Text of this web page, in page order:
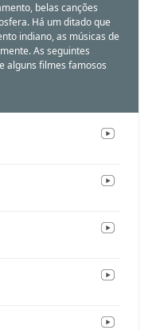
belas canções
Há um ditado que
indiano, as músicas de
As seguintes
alguns filmes famosos